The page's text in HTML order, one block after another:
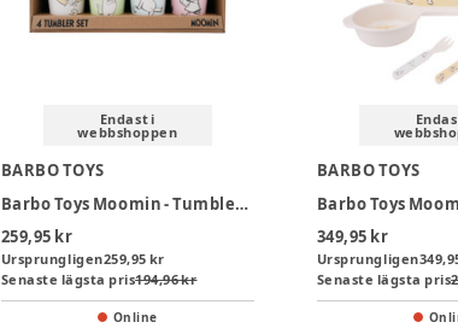
Endast i
webbshoppen
BARBO TOYS
Barbo Toys Moomin - Tumbler Set - 4pcs
259,95 kr
Ursprungligen259,95 kr
Senaste lägsta pris194,96 kr
Online
BARBO TOYS
349,95 kr
Ursprungligen
Senaste lägsta pris